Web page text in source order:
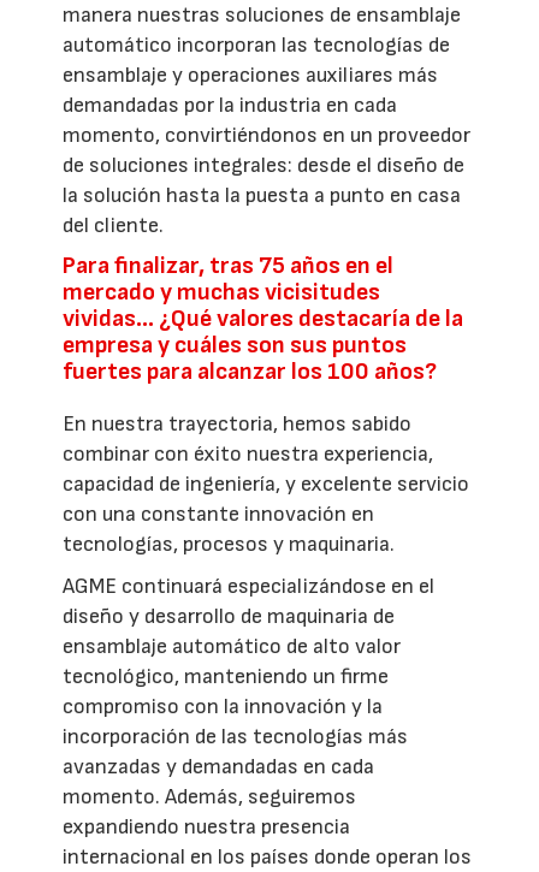
manera nuestras soluciones de ensamblaje
automático incorporan las tecnologías de
ensamblaje y operaciones auxiliares más
demandadas por la industria en cada
momento, convirtiéndonos en un proveedor
de soluciones integrales: desde el diseño de
la solución hasta la puesta a punto en casa
del cliente.
Para finalizar, tras 75 años en el
mercado y muchas vicisitudes
vividas… ¿Qué valores destacaría de la
empresa y cuáles son sus puntos
fuertes para alcanzar los 100 años?
En nuestra trayectoria, hemos sabido
combinar con éxito nuestra experiencia,
capacidad de ingeniería, y excelente servicio
con una constante innovación en
tecnologías, procesos y maquinaria.
AGME continuará especializándose en el
diseño y desarrollo de maquinaria de
ensamblaje automático de alto valor
tecnológico, manteniendo un firme
compromiso con la innovación y la
incorporación de las tecnologías más
avanzadas y demandadas en cada
momento. Además, seguiremos
expandiendo nuestra presencia
internacional en los países donde operan los